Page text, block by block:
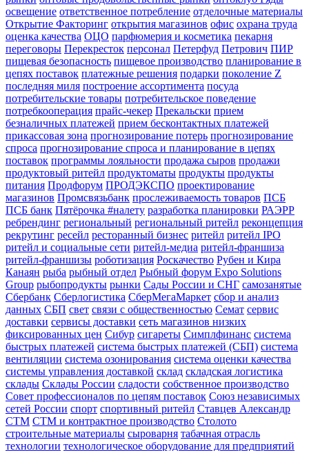
освещение ответственное потребление отделочные материалы
Открытие Факторинг открытия магазинов офис охрана труда
оценка качества ОЦО парфюмерия и косметика пекарня
переговоры Перекресток персонал Петерфуд Петрович ПИР
пищевая безопасность пищевое производство планирование в
цепях поставок платежные решения подарки поколение Z
последняя миля построение ассортимента посуда
потребительские товары потребительское поведение
потребкооперация прайс-чекер Прекальски прием
безналичных платежей прием бесконтактных платежей
прикассовая зона прогнозирование потерь прогнозирование
спроса прогнозирование спроса и планирование в цепях
поставок программы лояльности продажа сыров продажи
продуктовый ритейл продуктоматы продукты продукты
питания Продфорум ПРОДЭКСПО проектирование
магазинов Промсвязьбанк прослеживаемость товаров ПСБ
ПСБ банк Пятёрочка #налету разработка планировки РАЭРР
ребрендинг региональный региональный ритейл реконцепция
рекрутинг ресейл ресторанный бизнес ритейл ритейл IPO
ритейл и социальные сети ритейл-медиа ритейл-франшиза
ритейл-франшизы роботизация Роскачество Рубен и Кира
Канаян рыба рыбный отдел Рыбный форум Expo Solutions
Group рыбопродукты рынки Сады России и СНГ самозанятые
Сбербанк Сберлогистика СберМегаМаркет сбор и анализ
данных СБП свет связи с общественностью Семат сервис
доставки сервисы доставки сеть магазинов низких
фиксированных цен Сибур сигареты Симплфинанс система
быстрых платежей система быстрых платежей (СБП) система
вентиляции система озонирования система оценки качества
системы управления доставкой склад складская логистика
склады Склады России сладости собственное производство
Совет профессионалов по цепям поставок Союз независимых
сетей России спорт спортивный ритейл Ставцев Александр
СТМ СТМ и контрактное производство Столото
строительные материалы сыроварня табачная отрасль
технологии технологическое оборудование для предприятий